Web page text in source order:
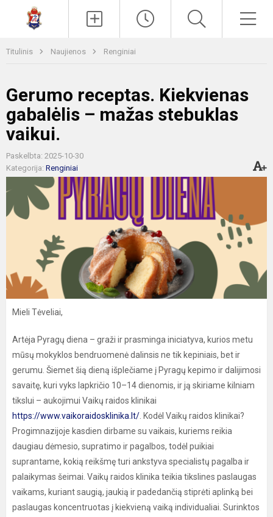
Titulinis Naujienos Renginiai
Gerumo receptas. Kiekvienas
gabalėlis – mažas stebuklas
vaikui.
Paskelbta: 2025-10-30
Kategorija: Renginiai
Mieli Tėveliai,
Artėja Pyragų diena – graži ir prasminga iniciatyva, kurios metu
mūsų mokyklos bendruomenė dalinsis ne tik kepiniais, bet ir
gerumu. Šiemet šią dieną išplečiame į Pyragų kepimo ir dalijimosi
savaitę, kuri vyks lapkričio 10–14 dienomis, ir ją skiriame kilniam
tikslui – aukojimui Vaikų raidos klinikai
https://www.vaikoraidosklinika.lt/ . Kodėl Vaikų raidos klinikai?
Progimnazijoje kasdien dirbame su vaikais, kuriems reikia
daugiau dėmesio, supratimo ir pagalbos, todėl puikiai
suprantame, kokią reikšmę turi ankstyva specialistų pagalba ir
palaikymas šeimai. Vaikų raidos klinika teikia tikslines paslaugas
vaikams, kuriant saugią, jaukią ir padedančią stiprėti aplinką bei
paslaugas koncentruotas į kiekvieną vaiką individualiai. Surinktos